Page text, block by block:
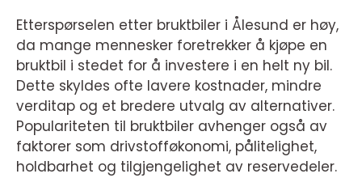
Etterspørselen etter bruktbiler i Ålesund er høy,
da mange mennesker foretrekker å kjøpe en
bruktbil i stedet for å investere i en helt ny bil.
Dette skyldes ofte lavere kostnader, mindre
verditap og et bredere utvalg av alternativer.
Populariteten til bruktbiler avhenger også av
faktorer som drivstofføkonomi, pålitelighet,
holdbarhet og tilgjengelighet av reservedeler.